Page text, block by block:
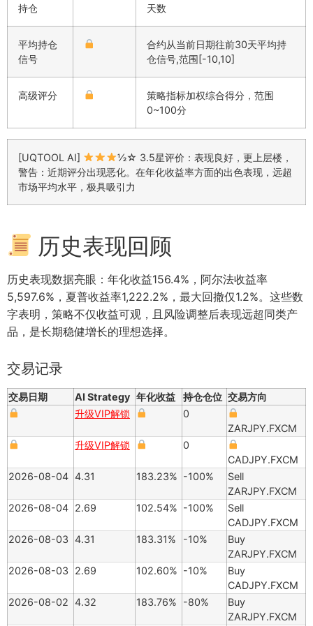
持仓
天数
平均持仓
信号
合约从当前日期往前30天平均持
仓信号,范围[-10,10]
高级评分
策略指标加权综合得分，范围
0~100分
[UQTOOL AI]
½☆ 3.5星评价：表现良好，更上层楼，
警告：近期评分出现恶化。在年化收益率方面的出色表现，远超
市场平均水平，极具吸引力
历史表现回顾
历史表现数据亮眼：年化收益156.4%，阿尔法收益率
5,597.6%，夏普收益率1,222.2%，最大回撤仅1.2%。这些数
字表明，策略不仅收益可观，且风险调整后表现远超同类产
品，是长期稳健增长的理想选择。
交易记录
交易日期 AI Strategy 年化收益 持仓仓位 交易方向
升级VIP解锁
0
ZARJPY.FXCM
升级VIP解锁
0
CADJPY.FXCM
2026-08-04 4.31 183.23% -100%
Sell
ZARJPY.FXCM
2026-08-04 2.69 102.54% -100%
Sell
CADJPY.FXCM
2026-08-03 4.31 183.31% -10%
Buy
ZARJPY.FXCM
2026-08-03
2.69 102.60% -10%
Buy
CADJPY.FXCM
2026-08-02 4.32 183.76% -80%
Buy
ZARJPY.FXCM